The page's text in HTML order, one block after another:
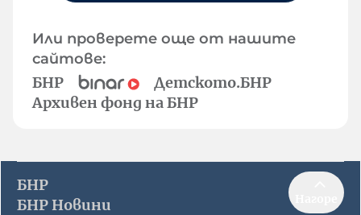
Или проверете още от нашите
сайтове:
БНР
Детското.БНР
Архивен фонд на БНР
БНР
БНР Новини